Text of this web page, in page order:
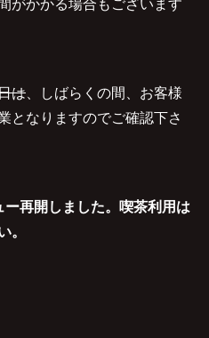
は、しばらくの間、お客様
となりますのでご確認下さ
再開しました。喫茶利用は